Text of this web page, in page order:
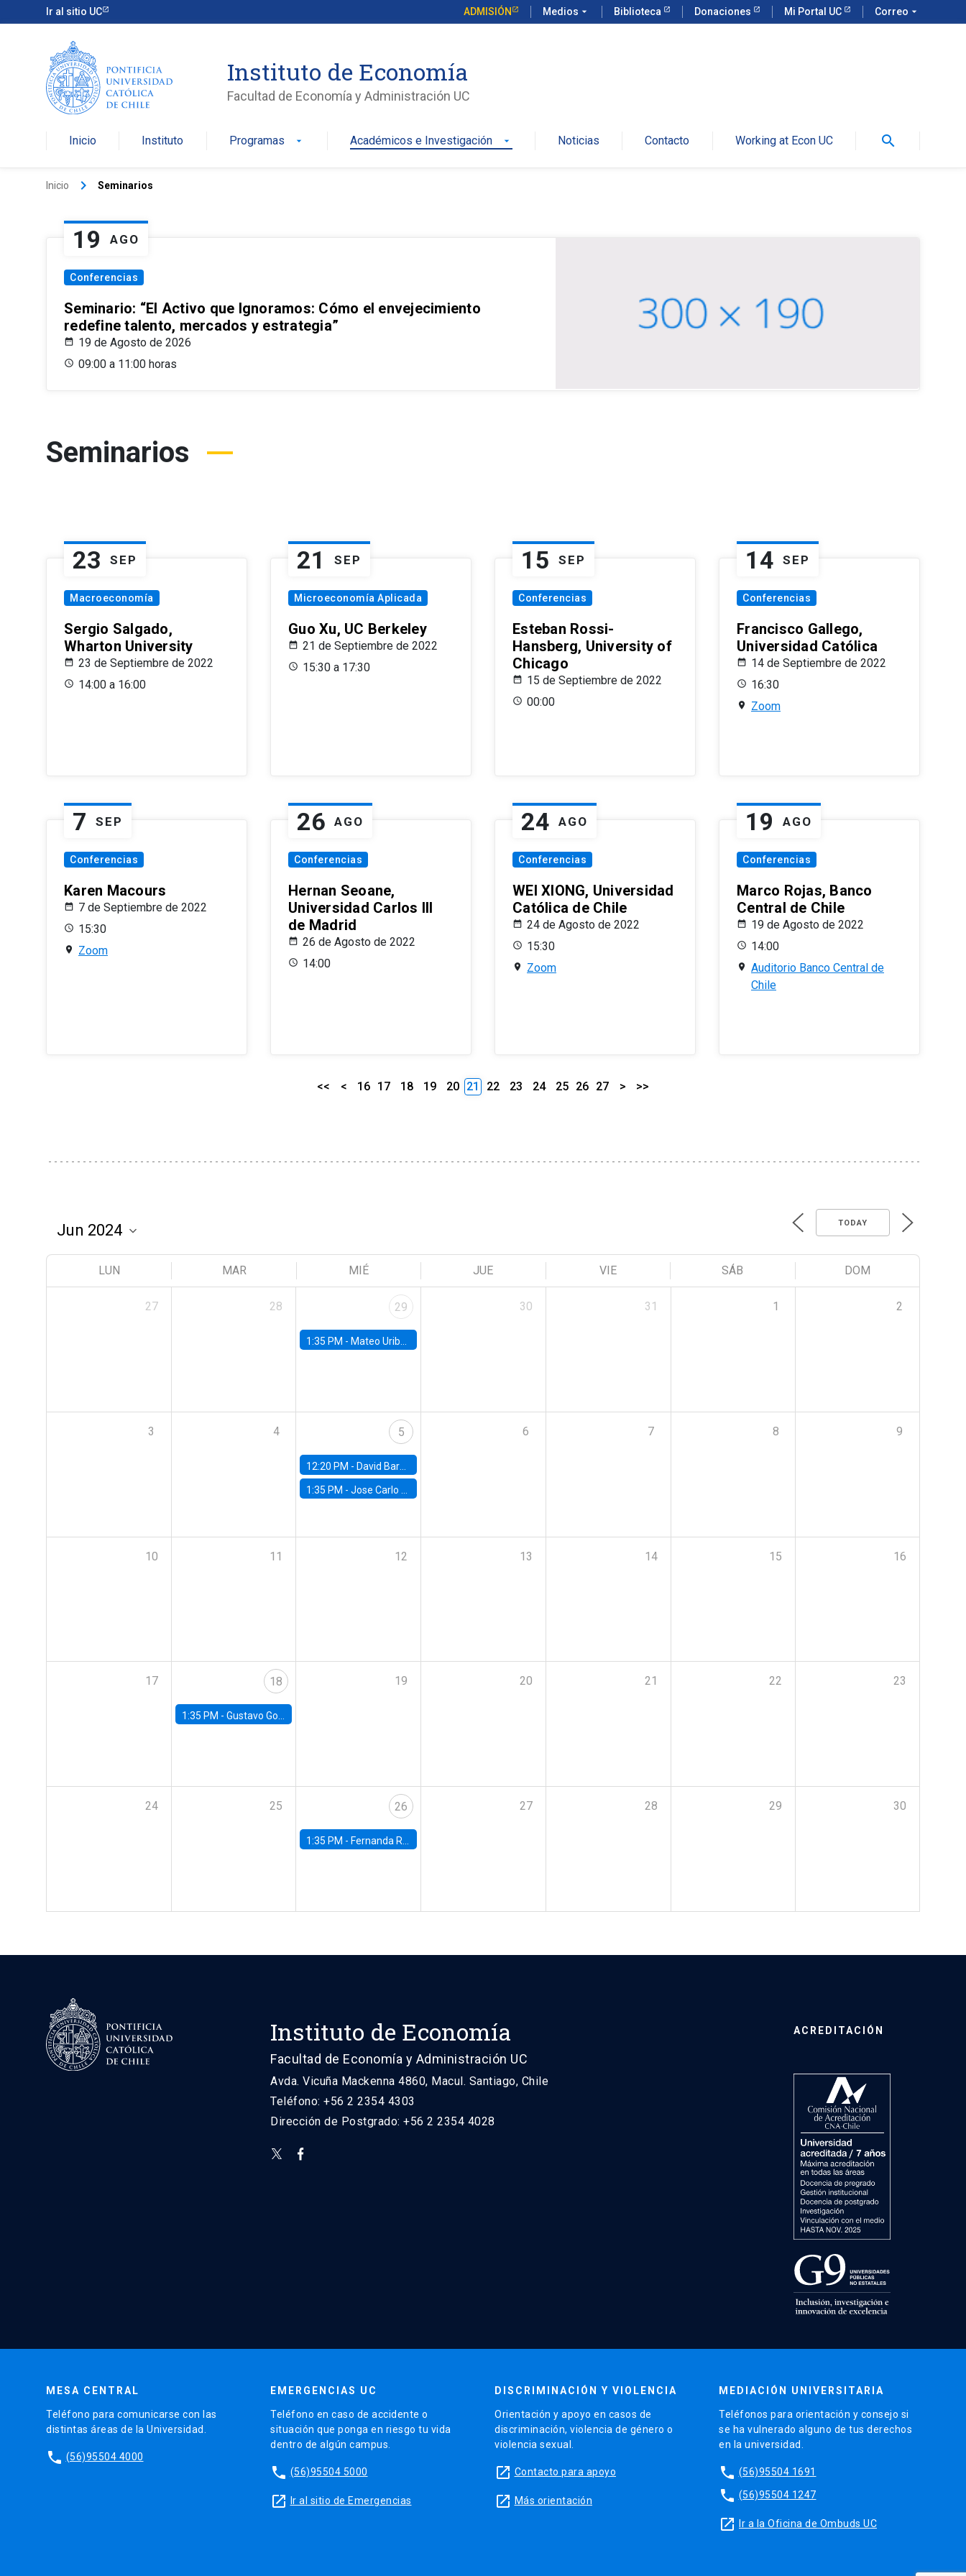
Ir al sitio UC ADMISIÓN Medios arrow_drop_down Biblioteca Donaciones Mi Portal UC Correo arrow_drop_down
Instituto de Economía
Facultad de Economía y Administración UC
Inicio Instituto Programas arrow_drop_down Académicos e Investigación arrow_drop_down Noticias Contacto Working at Econ UC search
Inicio keyboard_arrow_right Seminarios
19 AGO
Conferencias
Seminario: “El Activo que Ignoramos: Cómo el envejecimiento
redefine talento, mercados y estrategia”
19 de Agosto de 2026
09:00 a 11:00 horas
Seminarios
23 SEP
Macroeconomía
Sergio Salgado,
Wharton University
23 de Septiembre de 2022
14:00 a 16:00
21 SEP
Microeconomía Aplicada
Guo Xu, UC Berkeley
21 de Septiembre de 2022
15:30 a 17:30
15 SEP
Conferencias
Esteban Rossi-
Hansberg, University of
Chicago
15 de Septiembre de 2022
00:00
14 SEP
Conferencias
Francisco Gallego,
Universidad Católica
14 de Septiembre de 2022
16:30
Zoom
7 SEP
Conferencias
Karen Macours
7 de Septiembre de 2022
15:30
Zoom
26 AGO
Conferencias
Hernan Seoane,
Universidad Carlos III
de Madrid
26 de Agosto de 2022
14:00
24 AGO
Conferencias
WEI XIONG, Universidad
Católica de Chile
24 de Agosto de 2022
15:30
Zoom
19 AGO
Conferencias
Marco Rojas, Banco
Central de Chile
19 de Agosto de 2022
14:00
Auditorio Banco Central de
Chile
<< < 16 17 18 19 20 21 22 23 24 25 26 27 > >>
TODAY
LUN MAR MIÉ JUE VIE SÁB DOM
27 28 29
1:35 PM - Mateo Uribe-Castro, Universidad de los Andes (Colombia)
30 31 1 2
3 4 5
12:20 PM - David Bardey, Universidad de los Andes - CEDE
1:35 PM -Jose Carlo Bermudez, UC (ME) & World Bank
6 7 8 9
10 11 12 13 14 15 16
17 18
1:35 PM - Gustavo González, Banco Central de Chile
19 20 21 22 23
24 25 26
1:35 PM - Fernanda Rojas Ampuero, University of Wisconsin-Madison
27 28 29 30
Instituto de Economía
Facultad de Economía y Administración UC
Avda. Vicuña Mackenna 4860, Macul. Santiago, Chile
Teléfono: +56 2 2354 4303
Dirección de Postgrado: +56 2 2354 4028
ACREDITACIÓN
MESA CENTRAL
Teléfono para comunicarse con las
distintas áreas de la Universidad.
phone (56)95504 4000
EMERGENCIAS UC
Teléfono en caso de accidente o
situación que ponga en riesgo tu vida
dentro de algún campus.
phone (56)95504 5000
launch Ir al sitio de Emergencias
DISCRIMINACIÓN Y VIOLENCIA
Orientación y apoyo en casos de
discriminación, violencia de género o
violencia sexual.
launch Contacto para apoyo
launch Más orientación
MEDIACIÓN UNIVERSITARIA
Teléfonos para orientación y consejo si
se ha vulnerado alguno de tus derechos
en la universidad.
phone (56)95504 1691
phone (56)95504 1247
launch Ir a la Oficina de Ombuds UC